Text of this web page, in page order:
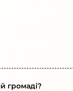
громаді?